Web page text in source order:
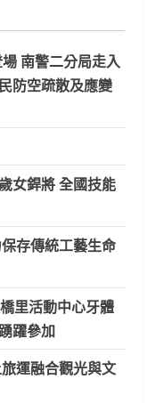
南警二分局走入
防空疏散及應變
女銲將 全國技能
存傳統工藝生命
里活動中心牙體
躍參加
運融合觀光與文